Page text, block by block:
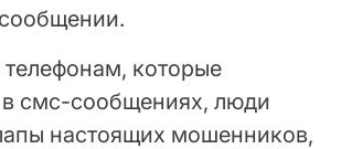
которые
смс-сообщениях, люди
настоящих мошенников,